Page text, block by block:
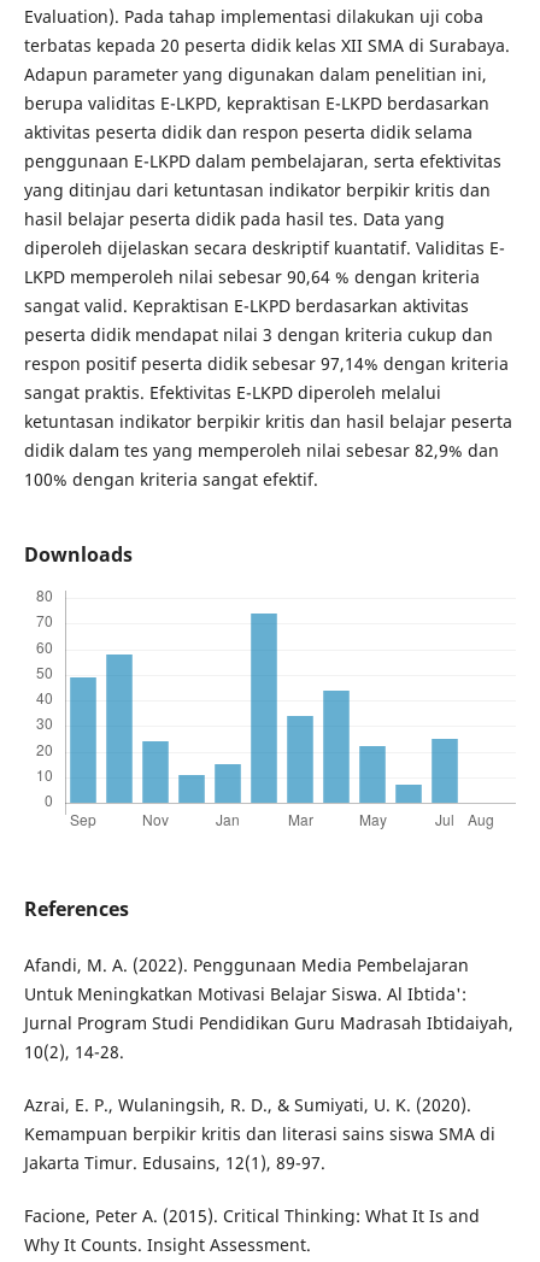
Evaluation). Pada tahap implementasi dilakukan uji coba
terbatas kepada 20 peserta didik kelas XII SMA di Surabaya.
Adapun parameter yang digunakan dalam penelitian ini,
berupa validitas E-LKPD, kepraktisan E-LKPD berdasarkan
aktivitas peserta didik dan respon peserta didik selama
penggunaan E-LKPD dalam pembelajaran, serta efektivitas
yang ditinjau dari ketuntasan indikator berpikir kritis dan
hasil belajar peserta didik pada hasil tes. Data yang
diperoleh dijelaskan secara deskriptif kuantatif. Validitas E-
LKPD memperoleh nilai sebesar 90,64 % dengan kriteria
sangat valid. Kepraktisan E-LKPD berdasarkan aktivitas
peserta didik mendapat nilai 3 dengan kriteria cukup dan
respon positif peserta didik sebesar 97,14% dengan kriteria
sangat praktis. Efektivitas E-LKPD diperoleh melalui
ketuntasan indikator berpikir kritis dan hasil belajar peserta
didik dalam tes yang memperoleh nilai sebesar 82,9% dan
100% dengan kriteria sangat efektif.
Downloads
References
Afandi, M. A. (2022). Penggunaan Media Pembelajaran
Untuk Meningkatkan Motivasi Belajar Siswa. Al Ibtida':
Jurnal Program Studi Pendidikan Guru Madrasah Ibtidaiyah,
10(2), 14-28.
Azrai, E. P., Wulaningsih, R. D., & Sumiyati, U. K. (2020).
Kemampuan berpikir kritis dan literasi sains siswa SMA di
Jakarta Timur. Edusains, 12(1), 89-97.
Facione, Peter A. (2015). Critical Thinking: What It Is and
Why It Counts. Insight Assessment.